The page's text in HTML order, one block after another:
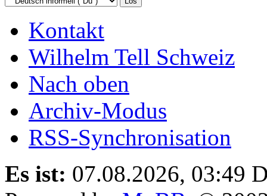
Kontakt
Wilhelm Tell Schweiz
Nach oben
Archiv-Modus
RSS-Synchronisation
Es ist: 07.08.2026, 03:49